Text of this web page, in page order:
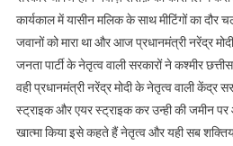
कार्यकाल में यासीन मलिक के साथ मीटिंगों का दौर
जवानों को मारा था और आज प्रधानमंत्री नरेंद्र
जनता पार्टी के नेतृत्व वाली सरकारों ने कश्मीर
वही प्रधानमंत्री नरेंद्र मोदी के नेतृत्व वाली केंद्र
स्ट्राइक और एयर स्ट्राइक कर उन्ही की जमीन
खात्मा किया इसे कहते हैं नेतृत्व और यही सब